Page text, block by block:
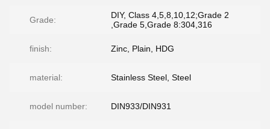
Grade:
DIY, Class 4,5,8,10,12;Grade 2
,Grade 5,Grade 8:304,316
finish: Zinc, Plain, HDG
material: Stainless Steel, Steel
model number: DIN933/DIN931